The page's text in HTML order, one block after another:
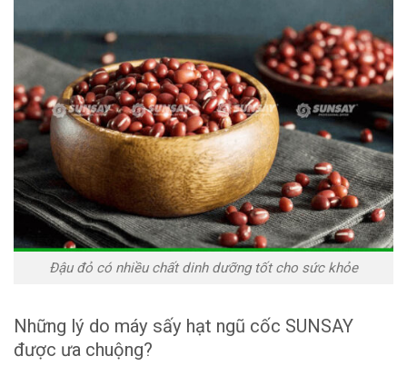
Đậu đỏ có nhiều chất dinh dưỡng tốt cho sức khỏe
Những lý do máy sấy hạt ngũ cốc SUNSAY
được ưa chuộng?